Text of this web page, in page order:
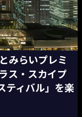
みらいプレミ
ス・スカイプ
ティバル」を楽